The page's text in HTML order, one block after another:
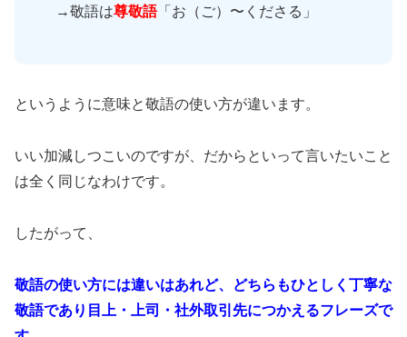
→敬語は尊敬語「お（ご）〜くださる」
というように意味と敬語の使い方が違います。
いい加減しつこいのですが、だからといって言いたいこと
は全く同じなわけです。
したがって、
敬語の使い方には違いはあれど、どちらもひとしく丁寧な
敬語であり目上・上司・社外取引先につかえるフレーズで